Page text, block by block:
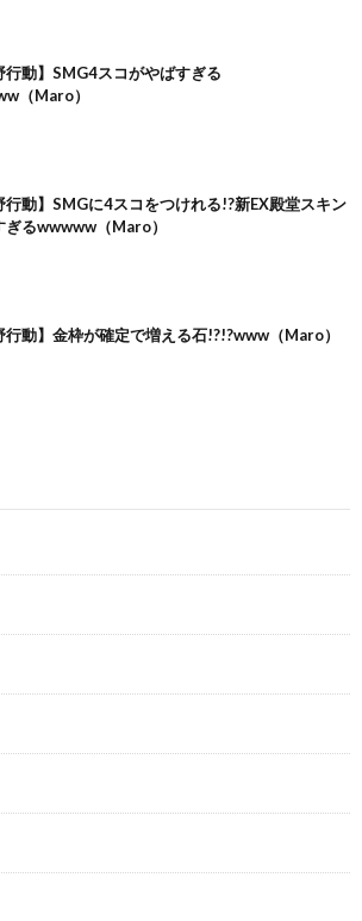
行動】SMG4スコがやばすぎる
（Maro）
行動】SMGに4スコをつけれる!?新EX殿堂スキン
ぎるwwwww（Maro）
行動】金枠が確定で増える石!?!?www（Maro）